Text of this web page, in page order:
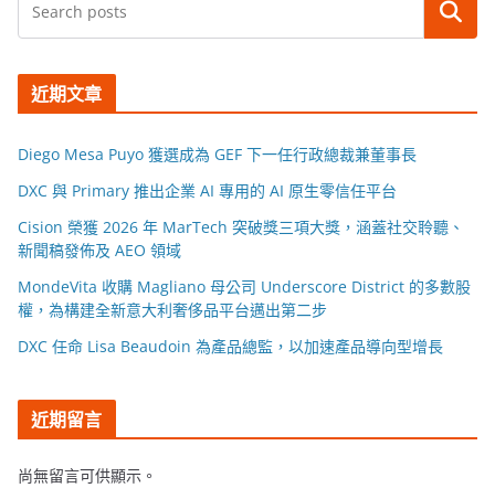
搜尋
近期文章
Diego Mesa Puyo 獲選成為 GEF 下一任行政總裁兼董事長
DXC 與 Primary 推出企業 AI 專用的 AI 原生零信任平台
Cision 榮獲 2026 年 MarTech 突破獎三項大獎，涵蓋社交聆聽、
新聞稿發佈及 AEO 領域
MondeVita 收購 Magliano 母公司 Underscore District 的多數股
權，為構建全新意大利奢侈品平台邁出第二步
DXC 任命 Lisa Beaudoin 為產品總監，以加速產品導向型增長
近期留言
尚無留言可供顯示。